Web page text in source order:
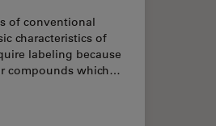
of conventional
characteristics of
labeling because
compounds which…